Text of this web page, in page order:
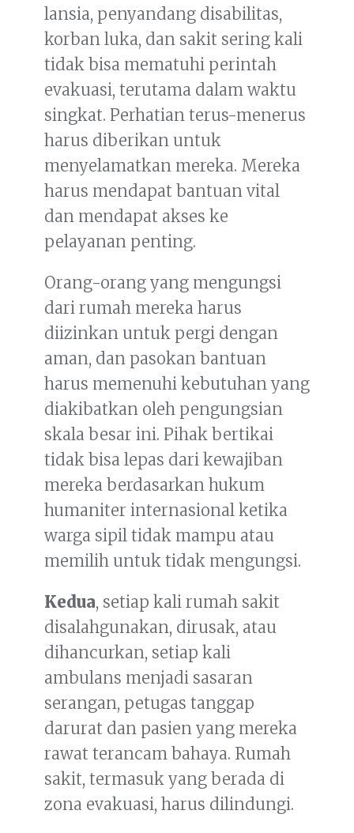
lansia, penyandang disabilitas,
korban luka, dan sakit sering kali
tidak bisa mematuhi perintah
evakuasi, terutama dalam waktu
singkat. Perhatian terus-menerus
harus diberikan untuk
menyelamatkan mereka. Mereka
harus mendapat bantuan vital
dan mendapat akses ke
pelayanan penting.
Orang-orang yang mengungsi
dari rumah mereka harus
diizinkan untuk pergi dengan
aman, dan pasokan bantuan
harus memenuhi kebutuhan yang
diakibatkan oleh pengungsian
skala besar ini. Pihak bertikai
tidak bisa lepas dari kewajiban
mereka berdasarkan hukum
humaniter internasional ketika
warga sipil tidak mampu atau
memilih untuk tidak mengungsi.
Kedua, setiap kali rumah sakit
disalahgunakan, dirusak, atau
dihancurkan, setiap kali
ambulans menjadi sasaran
serangan, petugas tanggap
darurat dan pasien yang mereka
rawat terancam bahaya. Rumah
sakit, termasuk yang berada di
zona evakuasi, harus dilindungi.